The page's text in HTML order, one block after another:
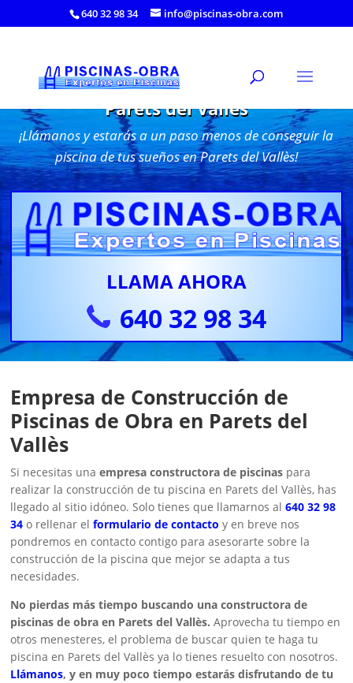
640 32 98 34 info@piscinas-obra.com
Construcción de Piscinas de obra en
Parets del Vallès
¡Llámanos y estarás a un paso menos de conseguir la
piscina de tus sueños en Parets del Vallès!
LLAMA AHORA
640 32 98 34
Empresa de Construcción de
Piscinas de Obra en Parets del
Vallès
Si necesitas unaempresa constructora de piscinas para
realizar la construcción de tu piscina en Parets del Vallès, has
llegado al sitio idóneo. Solo tienes que llamarnos al640 32 98
34 o rellenar elformulario de contacto y en breve nos
pondremos en contacto contigo para asesorarte sobre la
construcción de la piscina que mejor se adapta a tus
necesidades.
No pierdas más tiempo buscando una constructora de
piscinas de obra en Parets del Vallès. Aprovecha tu tiempo en
otros menesteres, el problema de buscar quien te haga tu
piscina en Parets del Vallès ya lo tienes resuelto con nosotros.
Llámanos, y en muy poco tiempo estarás disfrutando de tu